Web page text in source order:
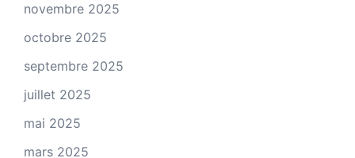
novembre 2025
octobre 2025
septembre 2025
juillet 2025
mai 2025
mars 2025